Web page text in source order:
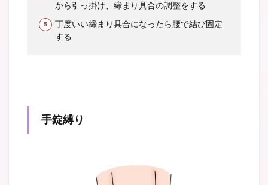
から引っ掛け、締まり具合の調整をする
丁度いい締まり具合になったら腰で結び固定
する
手錠縛り